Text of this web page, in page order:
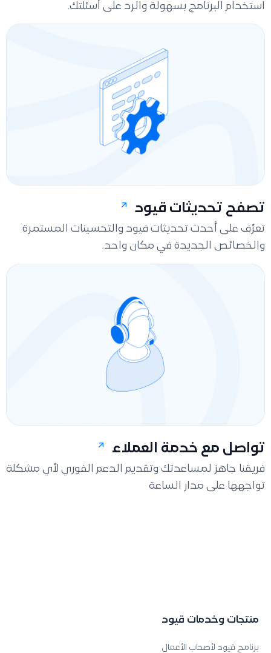
استخدام البرنامج بسهولة والرد على أسئلتك.
تصفح تحديثات قيود
تعرّف على أحدث تحديثات فيود والتحسينات المستمرة
والخصائص الجديدة في مكان واحد.
تواصل مع خدمة العملاء
فريقنا جاهز لمساعدتك وتقديم الدعم الفوري لأي مشكلة
تواجهها على مدار الساعة
منتجات وخدمات قيود
برنامج قيود لأصحاب الأعمال